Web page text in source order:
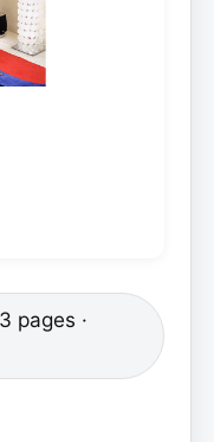
pages ·